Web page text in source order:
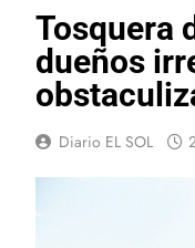
Tosquera
dueños
Diario EL SOL